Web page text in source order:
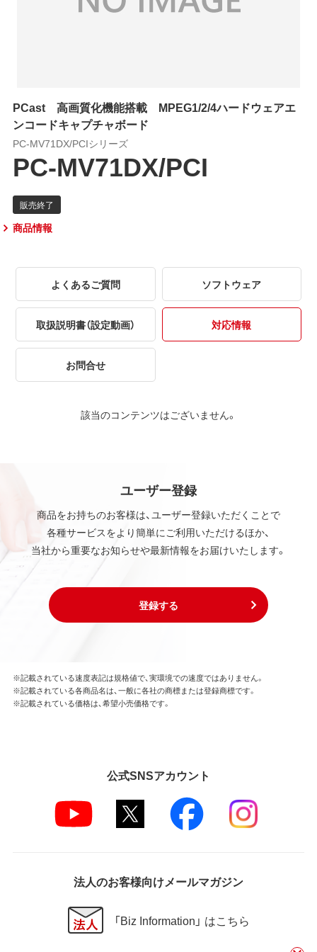
PCast 高画質化機能搭載 MPEG1/2/4ハードウェアエ
ンコードキャプチャボード
PC-MV71DX/PCIシリーズ
PC-MV71DX/PCI
商品情報
よくあるご質問 ソフトウェア
取扱説明書（設定動画） 対応情報
お問合せ
該当のコンテンツはございません。
ユーザー登録
商品をお持ちのお客様は、ユーザー登録いただくことで
各種サービスをより簡単にご利用いただけるほか、
当社から重要なお知らせや最新情報をお届けいたします。
登録する
※記載されている速度表記は規格値で、実環境での速度ではありません。
※記載されている各商品名は、一般に各社の商標または登録商標です。
※記載されている価格は、希望小売価格です。
公式SNSアカウント
法人のお客様向けメールマガジン
「Biz Information」 はこちら